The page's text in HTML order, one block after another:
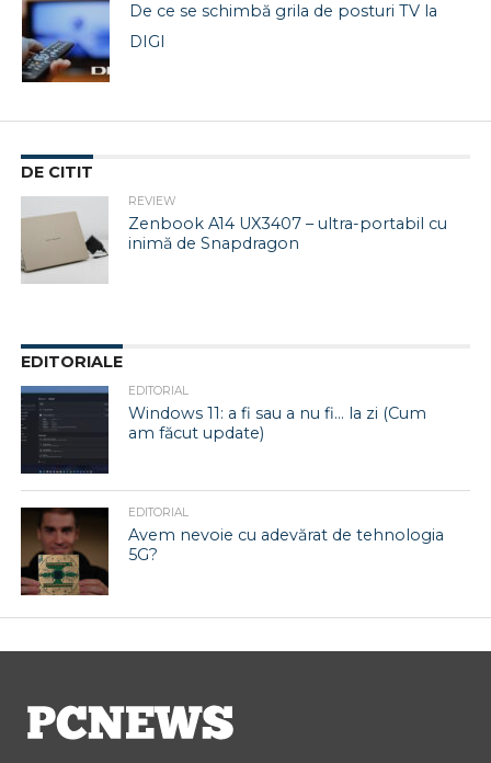
De ce se schimbă grila de posturi TV la
DIGI
DE CITIT
REVIEW
Zenbook A14 UX3407 – ultra-portabil cu
inimă de Snapdragon
EDITORIALE
EDITORIAL
Windows 11: a fi sau a nu fi… la zi (Cum
am făcut update)
EDITORIAL
Avem nevoie cu adevărat de tehnologia
5G?